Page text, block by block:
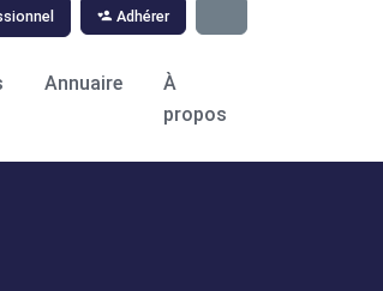
Adhérer
Annuaire
À
propos